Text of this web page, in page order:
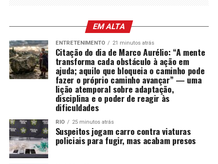
EM ALTA
ENTRETENIMENTO 21 minutos atrás
Citação do dia de Marco Aurélio: “A mente
transforma cada obstáculo à ação em
ajuda; aquilo que bloqueia o caminho pode
fazer o próprio caminho avançar” — uma
lição atemporal sobre adaptação,
disciplina e o poder de reagir às
dificuldades
RIO 25 minutos atrás
Suspeitos jogam carro contra viaturas
policiais para fugir, mas acabam presos